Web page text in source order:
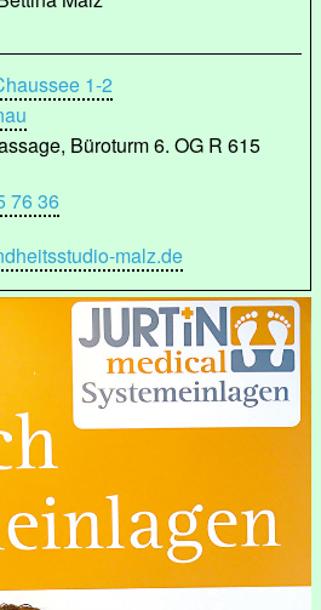
1-2
Büroturm 6. OG R 615
76 36
malz.de